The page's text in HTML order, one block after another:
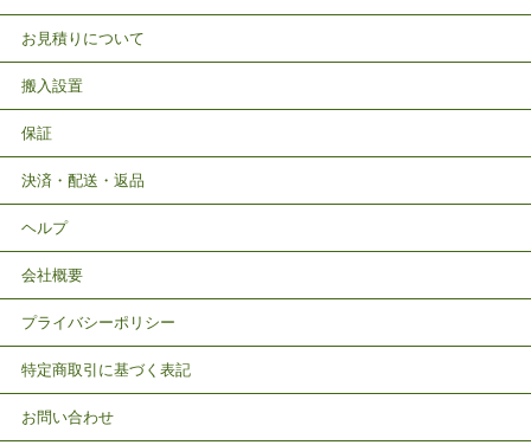
お見積りについて
搬入設置
保証
決済・配送・返品
ヘルプ
会社概要
プライバシーポリシー
特定商取引に基づく表記
お問い合わせ